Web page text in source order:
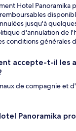
Hotel Panoramika
jusqu'à
d'annulation de
conditions générales
accepte-t-il les
de compagnie et
Panoramika